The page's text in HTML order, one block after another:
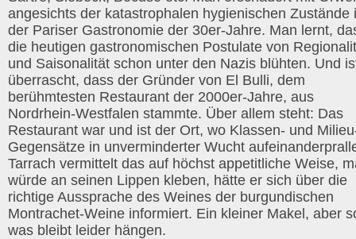
angesichts der katastrophalen hygienischen Zustände
der Pariser Gastronomie der 30er-Jahre. Man lernt,
die heutigen gastronomischen Postulate von
und Saisonalität schon unter den Nazis blühten. Und
überrascht, dass der Gründer von El Bulli, dem
berühmtesten Restaurant der 2000er-Jahre, aus
Nordrhein-Westfalen stammte. Über allem steht: Das
Restaurant war und ist der Ort, wo Klassen- und
Gegensätze in unverminderter Wucht
Tarrach vermittelt das auf höchst appetitliche Weise,
würde an seinen Lippen kleben, hätte er sich über die
richtige Aussprache des Weines der burgundischen
Montrachet-Weine informiert. Ein kleiner Makel, aber
was bleibt leider hängen.